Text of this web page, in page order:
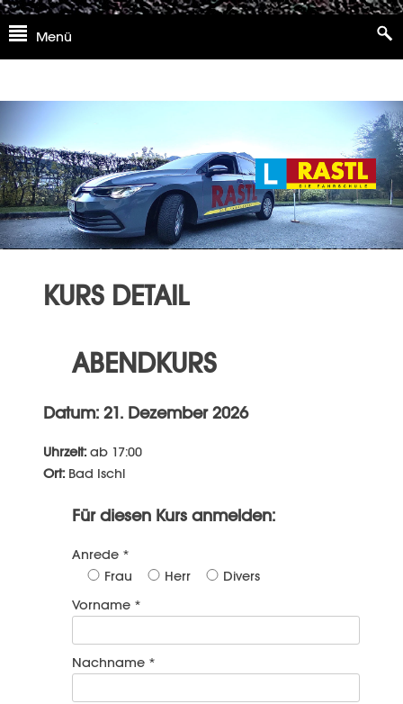
Skip
to
Menü
KURS DETAIL
ABENDKURS
Datum: 21. Dezember 2026
Uhrzeit: ab 17:00
Ort: Bad Ischl
Für diesen Kurs anmelden:
Anrede *
Frau
Herr
Divers
Vorname *
Nachname *